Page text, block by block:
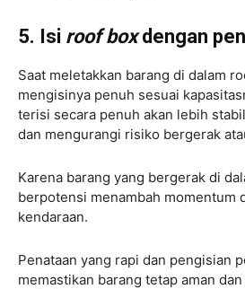
5. Isi roof boxdengan
Saat meletakkan barang di dalam
mengisinya penuh sesuai
terisi secara penuh akan lebih
dan mengurangi risiko bergerak
Karena barang yang bergerak di
berpotensi menambah momentum
kendaraan.
Penataan yang rapi dan pengisian
memastikan barang tetap aman